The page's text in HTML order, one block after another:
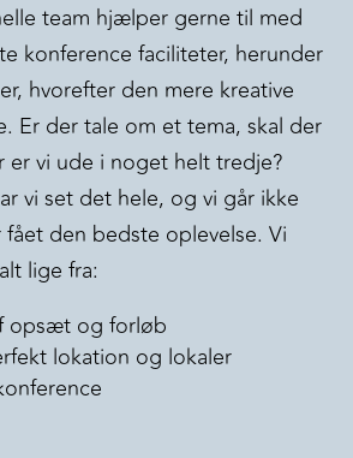
team hjælper gerne til med
konference faciliteter, herunder
hvorefter den mere kreative
Er der tale om et tema, skal der
er vi ude i noget helt tredje?
vi set det hele, og vi går ikke
den bedste oplevelse. Vi
lige fra:
opsæt og forløb
lokation og lokaler